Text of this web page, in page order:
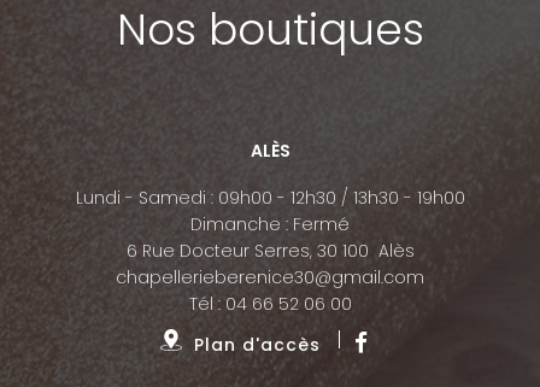
Nos boutiques
ALÈS
Lundi - Samedi : 09h00 - 12h30 / 13h30 - 19h00
Dimanche : Fermé
6 Rue Docteur Serres, 30 100 Alès
chapellerieberenice30@gmail.com
Tél : 04 66 52 06 00
Plan d'accès